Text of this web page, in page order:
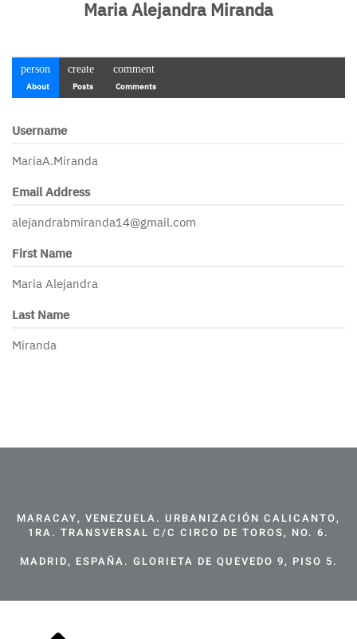
Maria Alejandra Miranda
person
About
create
Posts
comment
Comments
Username
MariaA.Miranda
Email Address
alejandrabmiranda14@gmail.com
First Name
Maria Alejandra
Last Name
Miranda
MARACAY, VENEZUELA. URBANIZACIÓN CALICANTO,
1RA. TRANSVERSAL C/C CIRCO DE TOROS, NO. 6.
MADRID, ESPAÑA. GLORIETA DE QUEVEDO 9, PISO 5.